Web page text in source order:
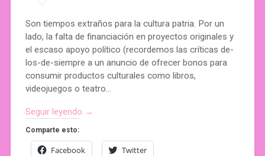
Son tiempos extraños para la cultura patria. Por un
lado, la falta de financiación en proyectos originales y
el escaso apoyo político (recordemos las críticas de-
los-de-siempre a un anuncio de ofrecer bonos para
consumir productos culturales como libros,
videojuegos o teatro…
Seguir leyendo →
Comparte esto:
Facebook Twitter